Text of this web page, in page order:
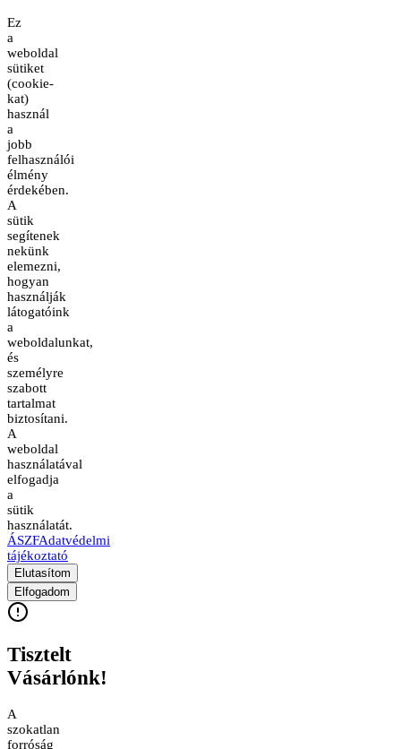
Ez
a
weboldal
sütiket
(cookie-
kat)
használ
a
jobb
felhasználói
élmény
érdekében.
A
sütik
segítenek
nekünk
elemezni,
hogyan
használják
látogatóink
a
weboldalunkat,
és
személyre
szabott
tartalmat
biztosítani.
A
weboldal
használatával
elfogadja
a
sütik
használatát.
ÁSZFAdatvédelmi
tájékoztató
Elutasítom
Elfogadom
Tisztelt
Vásárlónk!
A
szokatlan
forróság